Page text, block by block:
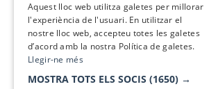
Aquest lloc web utilitza galetes per millorar
l'experiència de l'usuari. En utilitzar el
nostre lloc web, accepteu totes les galetes
d’acord amb la nostra Política de galetes.
Llegir-ne més
MOSTRA TOTS ELS SOCIS (1650) →